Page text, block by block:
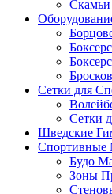
Скамьи
Сетки для
Сетки
Шведские
Спортивные
Будо
Зоны